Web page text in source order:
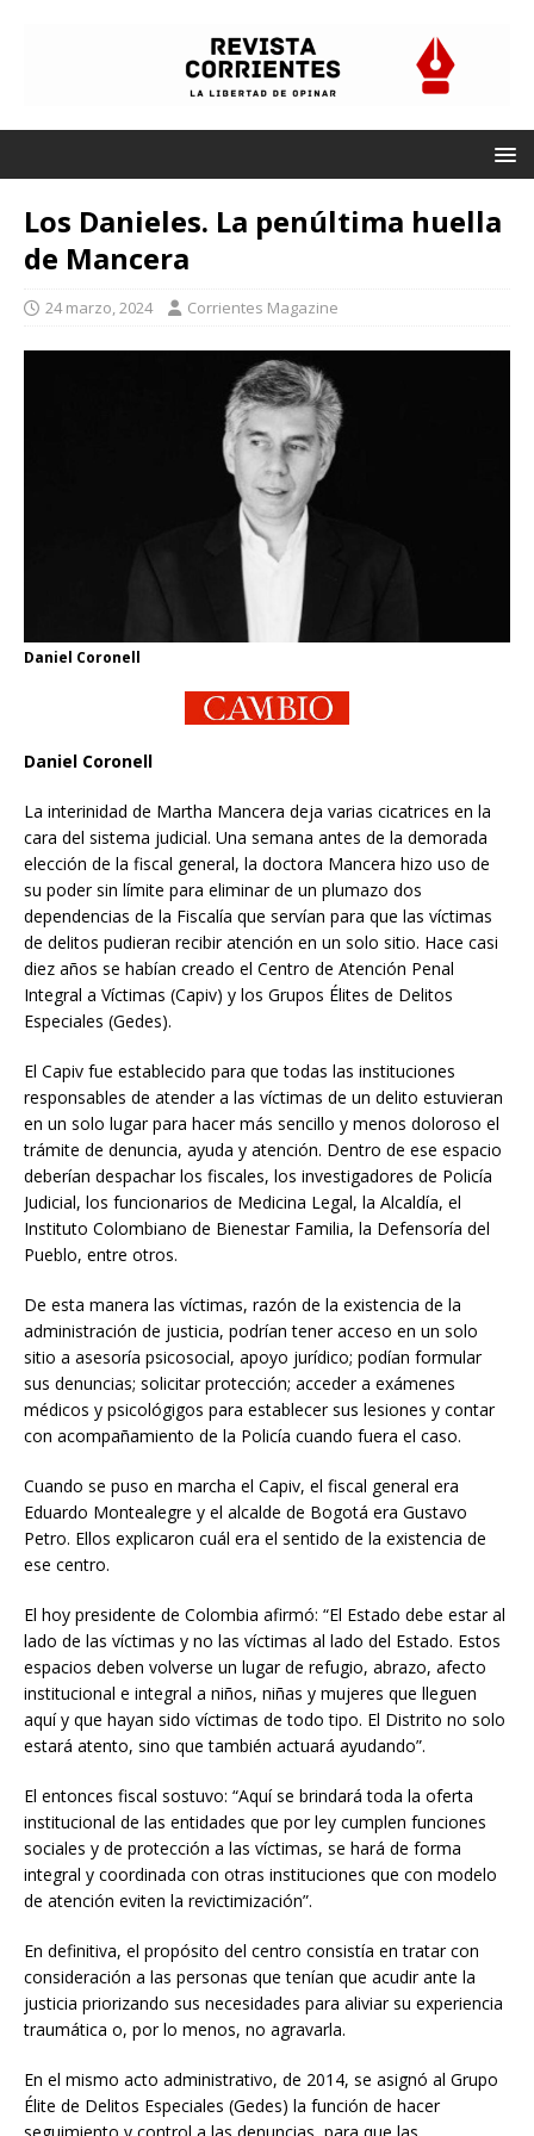
Los Danieles. La penúltima huella
de Mancera
24 marzo, 2024 Corrientes Magazine
Daniel Coronell
Daniel Coronell
La interinidad de Martha Mancera deja varias cicatrices en la
cara del sistema judicial. Una semana antes de la demorada
elección de la fiscal general, la doctora Mancera hizo uso de
su poder sin límite para eliminar de un plumazo dos
dependencias de la Fiscalía que servían para que las víctimas
de delitos pudieran recibir atención en un solo sitio. Hace casi
diez años se habían creado el Centro de Atención Penal
Integral a Víctimas (Capiv) y los Grupos Élites de Delitos
Especiales (Gedes).
El Capiv fue establecido para que todas las instituciones
responsables de atender a las víctimas de un delito estuvieran
en un solo lugar para hacer más sencillo y menos doloroso el
trámite de denuncia, ayuda y atención. Dentro de ese espacio
deberían despachar los fiscales, los investigadores de Policía
Judicial, los funcionarios de Medicina Legal, la Alcaldía, el
Instituto Colombiano de Bienestar Familia, la Defensoría del
Pueblo, entre otros.
De esta manera las víctimas, razón de la existencia de la
administración de justicia, podrían tener acceso en un solo
sitio a asesoría psicosocial, apoyo jurídico; podían formular
sus denuncias; solicitar protección; acceder a exámenes
médicos y psicológigos para establecer sus lesiones y contar
con acompañamiento de la Policía cuando fuera el caso.
Cuando se puso en marcha el Capiv, el fiscal general era
Eduardo Montealegre y el alcalde de Bogotá era Gustavo
Petro. Ellos explicaron cuál era el sentido de la existencia de
ese centro.
El hoy presidente de Colombia afirmó: “El Estado debe estar al
lado de las víctimas y no las víctimas al lado del Estado. Estos
espacios deben volverse un lugar de refugio, abrazo, afecto
institucional e integral a niños, niñas y mujeres que lleguen
aquí y que hayan sido víctimas de todo tipo. El Distrito no solo
estará atento, sino que también actuará ayudando”.
El entonces fiscal sostuvo: “Aquí se brindará toda la oferta
institucional de las entidades que por ley cumplen funciones
sociales y de protección a las víctimas, se hará de forma
integral y coordinada con otras instituciones que con modelo
de atención eviten la revictimización”.
En definitiva, el propósito del centro consistía en tratar con
consideración a las personas que tenían que acudir ante la
justicia priorizando sus necesidades para aliviar su experiencia
traumática o, por lo menos, no agravarla.
En el mismo acto administrativo, de 2014, se asignó al Grupo
Élite de Delitos Especiales (Gedes) la función de hacer